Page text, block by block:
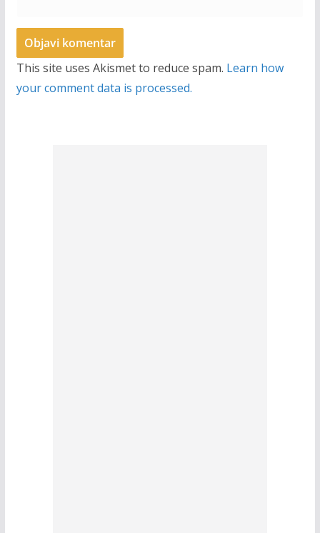
This site uses Akismet to reduce spam. Learn how
your comment data is processed.